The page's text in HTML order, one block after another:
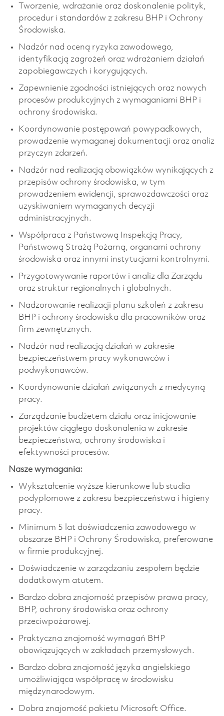
Tworzenie, wdrażanie oraz doskonalenie polityk,
procedur i standardów z zakresu BHP i Ochrony
Środowiska.
Nadzór nad oceną ryzyka zawodowego,
identyfikacją zagrożeń oraz wdrażaniem działań
zapobiegawczych i korygujących.
Zapewnienie zgodności istniejących oraz nowych
procesów produkcyjnych z wymaganiami BHP i
ochrony środowiska.
Koordynowanie postępowań powypadkowych,
prowadzenie wymaganej dokumentacji oraz analiz
przyczyn zdarzeń.
Nadzór nad realizacją obowiązków wynikających z
przepisów ochrony środowiska, w tym
prowadzeniem ewidencji, sprawozdawczości oraz
uzyskiwaniem wymaganych decyzji
administracyjnych.
Współpraca z Państwową Inspekcją Pracy,
Państwową Strażą Pożarną, organami ochrony
środowiska oraz innymi instytucjami kontrolnymi.
Przygotowywanie raportów i analiz dla Zarządu
oraz struktur regionalnych i globalnych.
Nadzorowanie realizacji planu szkoleń z zakresu
BHP i ochrony środowiska dla pracowników oraz
firm zewnętrznych.
Nadzór nad realizacją działań w zakresie
bezpieczeństwem pracy wykonawców i
podwykonawców.
Koordynowanie działań związanych z medycyną
pracy.
Zarządzanie budżetem działu oraz inicjowanie
projektów ciągłego doskonalenia w zakresie
bezpieczeństwa, ochrony środowiska i
efektywności procesów.
Nasze wymagania:
Wykształcenie wyższe kierunkowe lub studia
podyplomowe z zakresu bezpieczeństwa i higieny
pracy.
Minimum 5 lat doświadczenia zawodowego w
obszarze BHP i Ochrony Środowiska, preferowane
w firmie produkcyjnej.
Doświadczenie w zarządzaniu zespołem będzie
dodatkowym atutem.
Bardzo dobra znajomość przepisów prawa pracy,
BHP, ochrony środowiska oraz ochrony
przeciwpożarowej.
Praktyczna znajomość wymagań BHP
obowiązujących w zakładach przemysłowych.
Bardzo dobra znajomość języka angielskiego
umożliwiająca współpracę w środowisku
międzynarodowym.
Dobra znajomość pakietu Microsoft Office.